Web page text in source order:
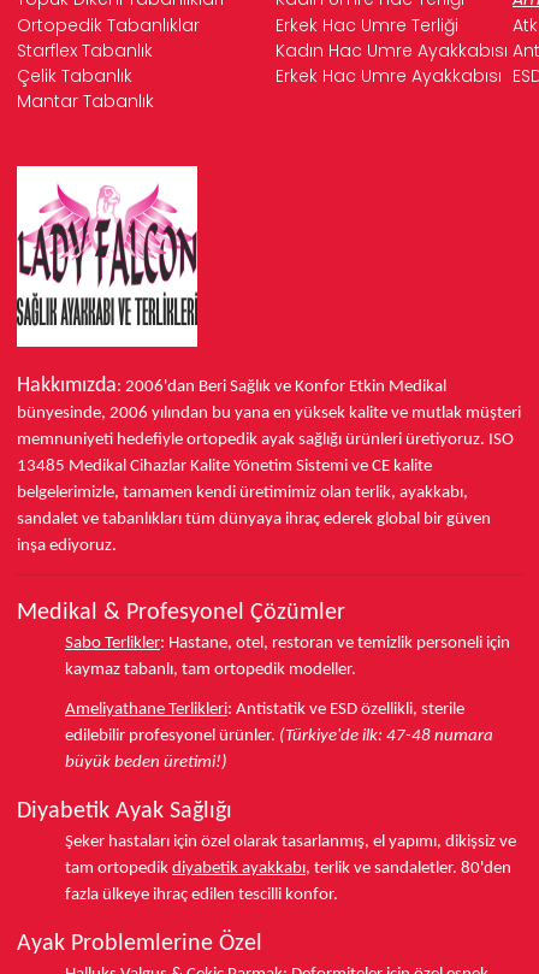
Ortopedik Tabanlıklar
Erkek Hac Umre Terliği
Starflex Tabanlık
Kadın Hac Umre Ayakkabısı
Çelik Tabanlık
Erkek Hac Umre Ayakkabısı
Mantar Tabanlık
Hakkımızda: 2006'dan Beri Sağlık ve Konfor Etkin Medikal
bünyesinde, 2006 yılından bu yana en yüksek kalite ve mutlak müşteri
memnuniyeti hedefiyle ortopedik ayak sağlığı ürünleri üretiyoruz. ISO
13485 Medikal Cihazlar Kalite Yönetim Sistemi ve CE kalite
belgelerimizle, tamamen kendi üretimimiz olan terlik, ayakkabı,
sandalet ve tabanlıkları tüm dünyaya ihraç ederek global bir güven
inşa ediyoruz.
Medikal & Profesyonel Çözümler
Sabo Terlikler: Hastane, otel, restoran ve temizlik personeli için
kaymaz tabanlı, tam ortopedik modeller.
Ameliyathane Terlikleri: Antistatik ve ESD özellikli, sterile
edilebilir profesyonel ürünler. (Türkiye'de ilk: 47-48 numara
büyük beden üretimi!)
Diyabetik Ayak Sağlığı
Şeker hastaları için özel olarak tasarlanmış, el yapımı, dikişsiz ve
tam ortopedik diyabetik ayakkabı, terlik ve sandaletler. 80'den
fazla ülkeye ihraç edilen tescilli konfor.
Ayak Problemlerine Özel